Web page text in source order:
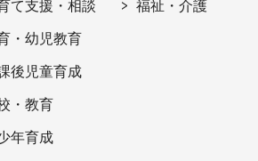
て支援・相談
・幼児教育
後児童育成
・教育
年育成
福祉・介護